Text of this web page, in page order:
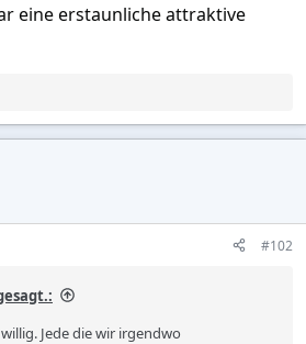
eine erstaunliche attraktive
#102
Jede die wir irgendwo